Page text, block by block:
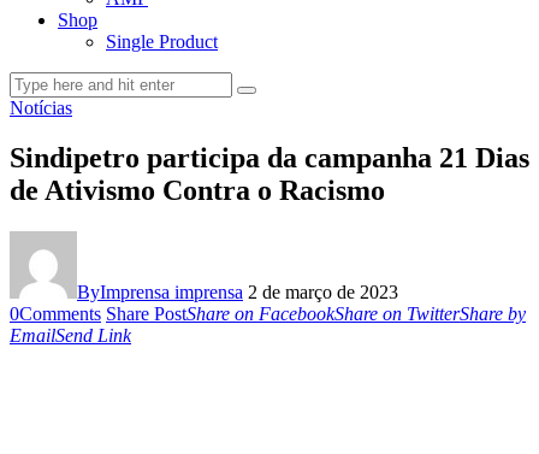
Shop
Single Product
Notícias
Sindipetro participa da campanha 21 Dias
de Ativismo Contra o Racismo
ByImprensa imprensa 2 de março de 2023
0Comments Share PostShare on FacebookShare on TwitterShare by
EmailSend Link